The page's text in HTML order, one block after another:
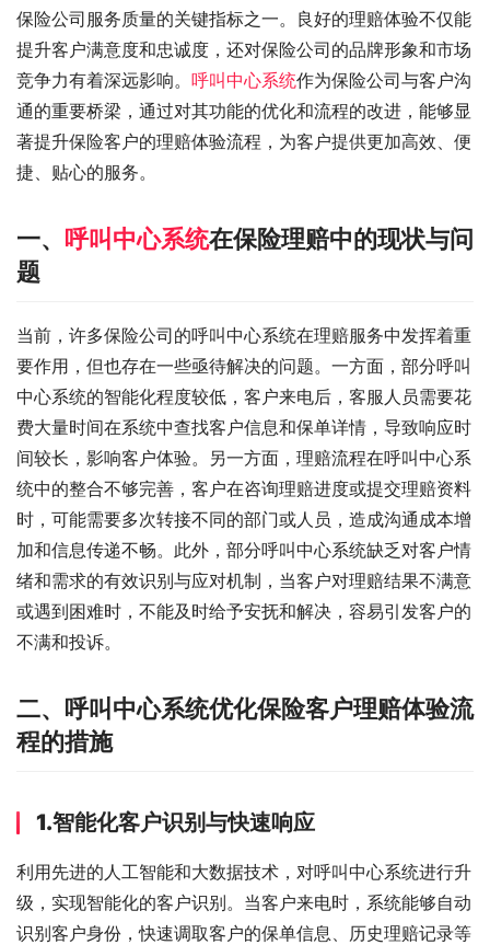
保险公司服务质量的关键指标之一。良好的理赔体验不仅能
提升客户满意度和忠诚度，还对保险公司的品牌形象和市场
竞争力有着深远影响。 呼叫中心系统作为保险公司与客户沟
通的重要桥梁，通过对其功能的优化和流程的改进，能够显
著提升保险客户的理赔体验流程，为客户提供更加高效、便
捷、贴心的服务。
一、 呼叫中心系统在保险理赔中的现状与问
题
当前，许多保险公司的呼叫中心系统在理赔服务中发挥着重
要作用，但也存在一些亟待解决的问题。一方面，部分呼叫
中心系统的智能化程度较低，客户来电后，客服人员需要花
费大量时间在系统中查找客户信息和保单详情，导致响应时
间较长，影响客户体验。另一方面，理赔流程在呼叫中心系
统中的整合不够完善，客户在咨询理赔进度或提交理赔资料
时，可能需要多次转接不同的部门或人员，造成沟通成本增
加和信息传递不畅。此外，部分呼叫中心系统缺乏对客户情
绪和需求的有效识别与应对机制，当客户对理赔结果不满意
或遇到困难时，不能及时给予安抚和解决，容易引发客户的
不满和投诉。
二、呼叫中心系统优化保险客户理赔体验流
程的措施
1.智能化客户识别与快速响应
利用先进的人工智能和大数据技术，对呼叫中心系统进行升
级，实现智能化的客户识别。当客户来电时，系统能够自动
识别客户身份，快速调取客户的保单信息、历史理赔记录等